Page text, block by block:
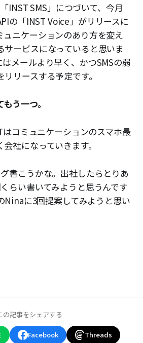
INST SMS」につづいて、今月
の「INST Voice」がリリースに
ュニケーションのあり方を変え
サービスになっていると思いま
メールより早く、かつSMSの弱
リースする予定です。
う一つ。
はコミュニケーションのスマホ最
社になっていきます。
書こうかな。出社したらとりあ
らい書いてみようと思うんです
Ninaに3回提案してみようと思い
の記事をシェアする
Facebook Threads